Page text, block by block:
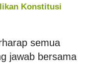
Konstitusi
semua
jawab bersama